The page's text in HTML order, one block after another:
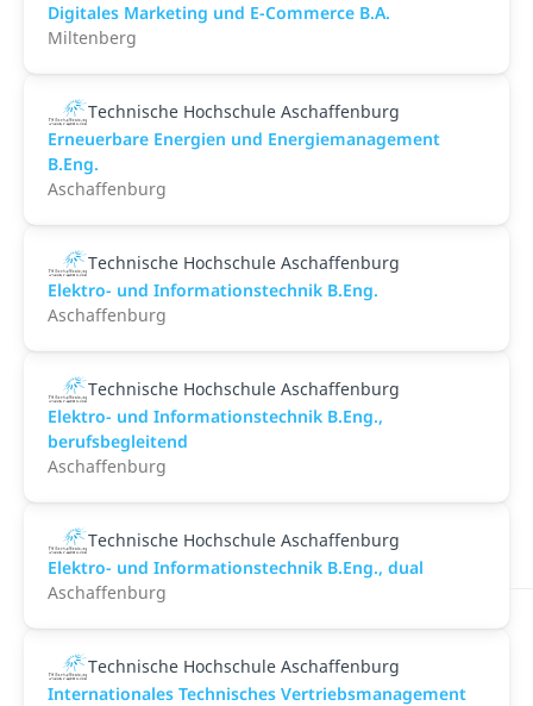
Digitales Marketing und E-Commerce B.A.
Miltenberg
Technische Hochschule Aschaffenburg
Erneuerbare Energien und Energiemanagement
B.Eng.
Aschaffenburg
Technische Hochschule Aschaffenburg
Elektro- und Informationstechnik B.Eng.
Aschaffenburg
Technische Hochschule Aschaffenburg
Elektro- und Informationstechnik B.Eng.,
berufsbegleitend
Aschaffenburg
Technische Hochschule Aschaffenburg
Elektro- und Informationstechnik B.Eng., dual
Aschaffenburg
Technische Hochschule Aschaffenburg
Internationales Technisches Vertriebsmanagement